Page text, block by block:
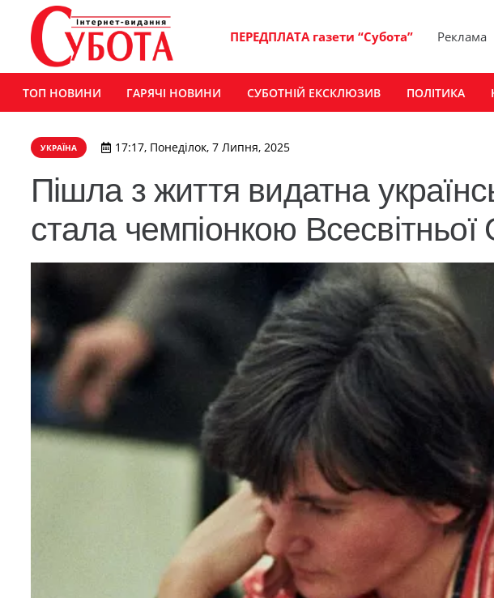
ПЕРЕДПЛАТА газети “Субота” Реклама
ТОП НОВИНИ ГАРЯЧІ НОВИНИ СУБОТНІЙ ЕКСКЛЮЗИВ ПОЛІТИКА
УКРАЇНА 17:17, Понеділок, 7 Липня, 2025
Пішла з життя видатна
стала чемпіонкою Всесвітньої